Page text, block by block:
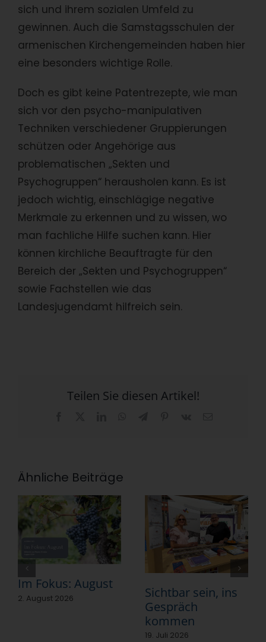
sich und ihrem sozialen Umfeld zu
gewinnen. Auch die Samstagsschulen der
armenischen Kirchengemeinden haben hier
eine besonders wichtige Rolle.
Doch es gibt keine Patentrezepte, wie man
sich vor den psycho-manipulativen
Techniken verschiedener Gruppierungen
schützen oder Angehörige aus
problematischen „Sekten und
Psychogruppen“ herausholen kann. Es ist
jedoch wichtig, einschlägige negative
Merkmale zu erkennen und zu wissen, wo
man fachliche Hilfe suchen kann. Hier
können kirchliche Beauftragte für den
Bereich der „Sekten und Psychogruppen“
sowie Fachstellen wie das
Landesjugendamt hilfreich sein.
Teilen Sie diesen Artikel!
Ähnliche Beiträge
Im Fokus: August
2. August 2026
Sichtbar sein, ins
Gespräch
kommen
19. Juli 2026